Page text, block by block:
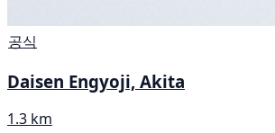
공식
Daisen Engyoji, Akita
1.3 km